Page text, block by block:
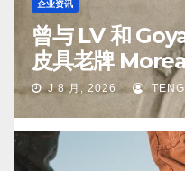
企业资讯
曾与 LV 和
皮具老牌
J 8 月, 2026 TENG